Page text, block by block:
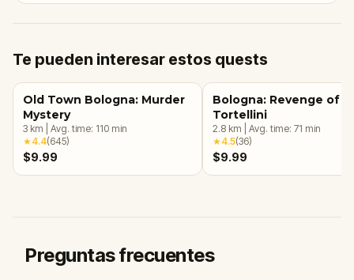
Te pueden interesar estos quests
Old Town Bologna: Murder
Mystery
3 km Avg. time: 110 min
★4.4(645)
$9.99
Bologna: Revenge of
Tortellini
2.8 km Avg. time: 71 min
★4.5(36)
$9.99
Preguntas frecuentes